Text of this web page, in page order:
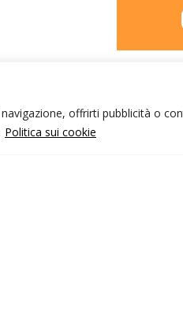
offrirti pubblicità o
Politica sui cookie